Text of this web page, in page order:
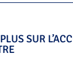
SUR